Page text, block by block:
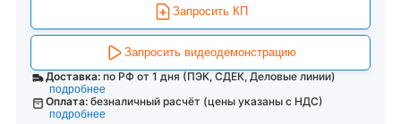
Запросить КП
Запросить видеодемонстрацию
Доставка: по РФ от 1 дня (ПЭК, СДЕК, Деловые линии)
подробнее
Оплата: безналичный расчёт (цены указаны с НДС)
подробнее